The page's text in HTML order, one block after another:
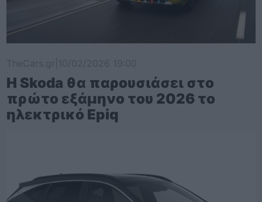
Η Skoda θα παρουσιάσει στο
πρώτο εξάμηνο του 2026 το
ηλεκτρικό Epiq